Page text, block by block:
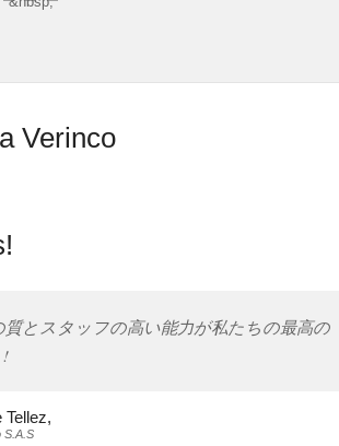
Verinco
質とスタッフの高い能力が私たちの最高の
!
Tellez,
S.A.S